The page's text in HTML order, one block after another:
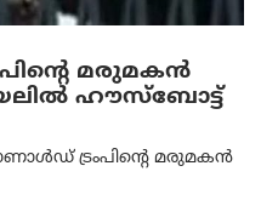
മരുമകൻ
ഹൗസ്ബോട്ട്
ട്രംപിന്റെ മരുമകൻ